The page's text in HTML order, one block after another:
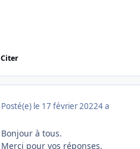
Citer
Posté(e) le 17 février 20224 a
Bonjour à tous.
Merci pour vos réponses.